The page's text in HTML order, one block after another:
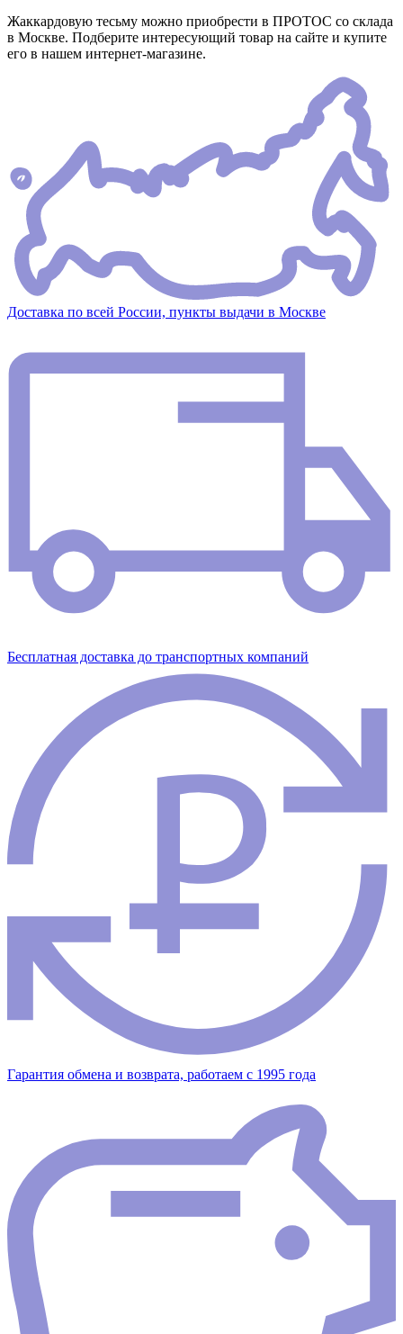
Жаккардовую тесьму можно приобрести в ПРОТОС со склада
в Москве. Подберите интересующий товар на сайте и купите
его в нашем интернет-магазине.
Доставка по всей России, пункты выдачи в Москве
Бесплатная доставка до транспортных компаний
Гарантия обмена и возврата, работаем с 1995 года